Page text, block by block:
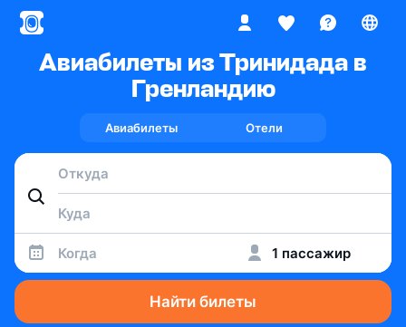
Авиабилеты из Тринидада в
Гренландию
Авиабилеты Отели
Когда 1 пассажир
Найти билеты